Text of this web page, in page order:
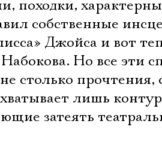
походки,
собственные
Джойса и вот
Но все эти
столько прочтения,
лишь
затеять